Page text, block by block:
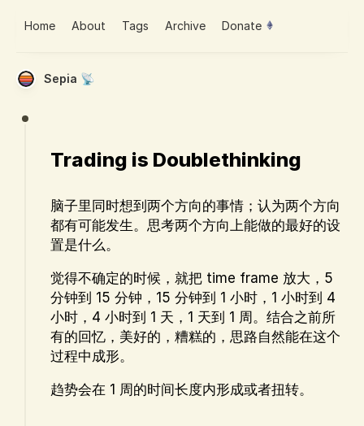
Sepia 📡
Trading is Doublethinking
脑子里同时想到两个方向的事情；认为两个方向
都有可能发生。思考两个方向上能做的最好的设
置是什么。
觉得不确定的时候，就把 time frame 放大，5
分钟到 15 分钟，15 分钟到 1 小时，1 小时到 4
小时，4 小时到 1 天，1 天到 1 周。结合之前所
有的回忆，美好的，糟糕的，思路自然能在这个
过程中成形。
趋势会在 1 周的时间长度内形成或者扭转。
Home About Tags Archive Donate